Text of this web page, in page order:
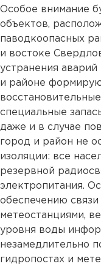
Особое внимание
объектов,
паводкоопасных
и востоке
устранения
и районе
специальные
даже и в случае
город и район не
изоляции: все
резервной
электропитания.
обеспечению
метеостанциями,
уровня воды
незамедлительно
гидропостах и